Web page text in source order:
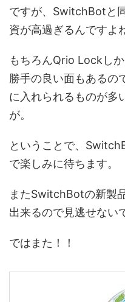
ですが、SwitchBotと
資が高過ぎるんですよ
もちろんQrio Lockし
勝手の良い面もあるの
に入れられるものが
が。
ということで、
で楽しみに待ちます。
またSwitchBotの新製
出来るので見逃せない
ではまた！！